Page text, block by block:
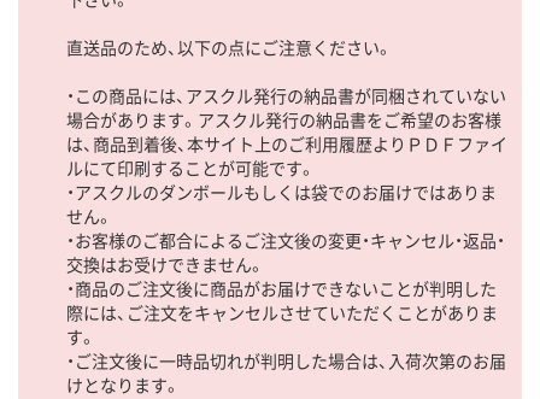
直送品のため、以下の点にご注意ください。
・この商品には、アスクル発行の納品書が同梱されていない
場合があります。アスクル発行の納品書をご希望のお客様
は、商品到着後、本サイト上のご利用履歴よりＰＤＦファイ
ルにて印刷することが可能です。
・アスクルのダンボールもしくは袋でのお届けではありま
せん。
・お客様のご都合によるご注文後の変更・キャンセル・返品・
交換はお受けできません。
・商品のご注文後に商品がお届けできないことが判明した
際には、ご注文をキャンセルさせていただくことがありま
す。
・ご注文後に一時品切れが判明した場合は、入荷次第のお届
けとなります。